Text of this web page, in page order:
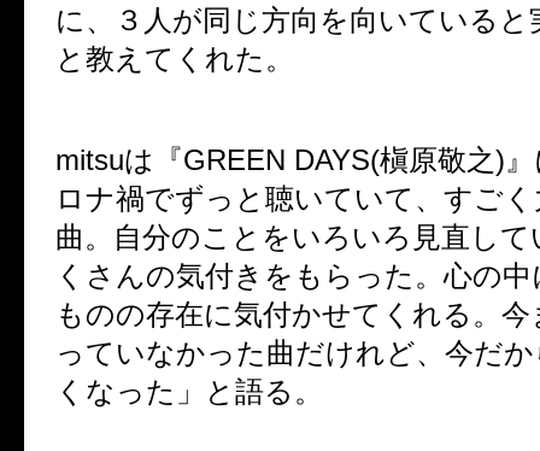
に、３人が同じ方向を向いていると
と教えてくれた。
mitsuは『GREEN DAYS(槇原敬之)
ロナ禍でずっと聴いていて、すご
曲。自分のことをいろいろ見直し
くさんの気付きをもらった。心の
ものの存在に気付かせてくれる。
っていなかった曲だけれど、今だ
くなった」と語る。